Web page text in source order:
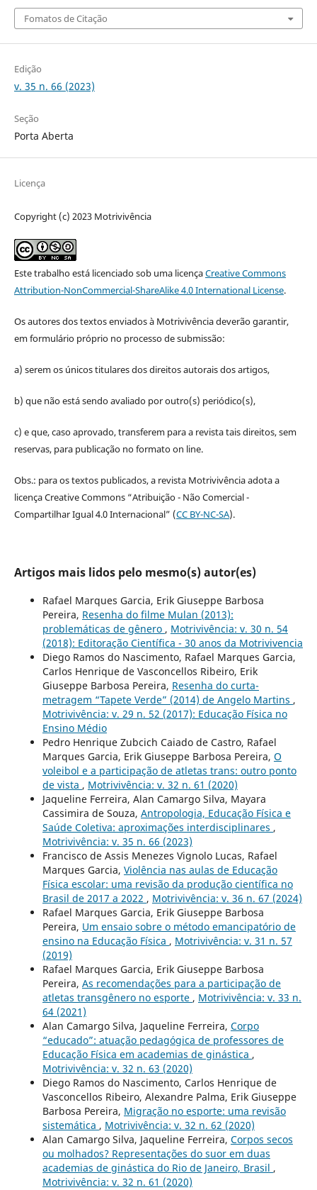
Fomatos de Citação
Edição
v. 35 n. 66 (2023)
Seção
Porta Aberta
Licença
Copyright (c) 2023 Motrivivência
Este trabalho está licenciado sob uma licençaCreative Commons
Attribution-NonCommercial-ShareAlike 4.0 International License.
Os autores dos textos enviados à Motrivivência deverão garantir,
em formulário próprio no processo de submissão:
a) serem os únicos titulares dos direitos autorais dos artigos,
b) que não está sendo avaliado por outro(s) periódico(s),
c) e que, caso aprovado, transferem para a revista tais direitos, sem
reservas, para publicação no formato on line.
Obs.: para os textos publicados, a revista Motrivivência adota a
licença Creative Commons “Atribuição - Não Comercial -
Compartilhar Igual 4.0 Internacional” (CC BY-NC-SA).
Artigos mais lidos pelo mesmo(s) autor(es)
Rafael Marques Garcia, Erik Giuseppe Barbosa
Pereira, Resenha do filme Mulan (2013):
problemáticas de gênero , Motrivivência: v. 30 n. 54
(2018): Editoração Científica - 30 anos da Motrivivencia
Diego Ramos do Nascimento, Rafael Marques Garcia,
Carlos Henrique de Vasconcellos Ribeiro, Erik
Giuseppe Barbosa Pereira, Resenha do curta-
metragem “Tapete Verde” (2014) de Angelo Martins ,
Motrivivência: v. 29 n. 52 (2017): Educação Física no
Ensino Médio
Pedro Henrique Zubcich Caiado de Castro, Rafael
Marques Garcia, Erik Giuseppe Barbosa Pereira, O
voleibol e a participação de atletas trans: outro ponto
de vista , Motrivivência: v. 32 n. 61 (2020)
Jaqueline Ferreira, Alan Camargo Silva, Mayara
Cassimira de Souza, Antropologia, Educação Física e
Saúde Coletiva: aproximações interdisciplinares ,
Motrivivência: v. 35 n. 66 (2023)
Francisco de Assis Menezes Vignolo Lucas, Rafael
Marques Garcia, Violência nas aulas de Educação
Física escolar: uma revisão da produção científica no
Brasil de 2017 a 2022 , Motrivivência: v. 36 n. 67 (2024)
Rafael Marques Garcia, Erik Giuseppe Barbosa
Pereira, Um ensaio sobre o método emancipatório de
ensino na Educação Física , Motrivivência: v. 31 n. 57
(2019)
Rafael Marques Garcia, Erik Giuseppe Barbosa
Pereira, As recomendações para a participação de
atletas transgênero no esporte , Motrivivência: v. 33 n.
64 (2021)
Alan Camargo Silva, Jaqueline Ferreira, Corpo
“educado”: atuação pedagógica de professores de
Educação Física em academias de ginástica ,
Motrivivência: v. 32 n. 63 (2020)
Diego Ramos do Nascimento, Carlos Henrique de
Vasconcellos Ribeiro, Alexandre Palma, Erik Giuseppe
Barbosa Pereira, Migração no esporte: uma revisão
sistemática , Motrivivência: v. 32 n. 62 (2020)
Alan Camargo Silva, Jaqueline Ferreira, Corpos secos
ou molhados? Representações do suor em duas
academias de ginástica do Rio de Janeiro, Brasil ,
Motrivivência: v. 32 n. 61 (2020)